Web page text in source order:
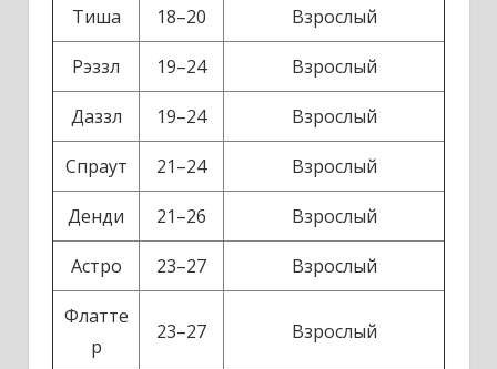
Тиша 18–20 Взрослый
Рэззл 19–24 Взрослый
Даззл 19–24 Взрослый
Спраут 21–24 Взрослый
Денди 21–26 Взрослый
Астро 23–27 Взрослый
Флатте
р
23–27 Взрослый